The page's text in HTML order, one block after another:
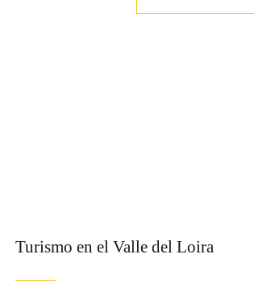
Turismo en el Valle del Loira